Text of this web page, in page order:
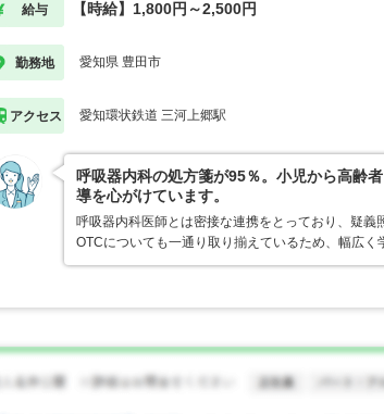
給与 【時給】1,800円～2,500円
勤務地 愛知県 豊田市
アクセス 愛知環状鉄道 三河上郷駅
呼吸器内科の処方箋が95％。小児から高齢
導を心がけています。
呼吸器内科医師とは密接な連携をとっており、疑義
OTCについても一通り取り揃えているため、幅広